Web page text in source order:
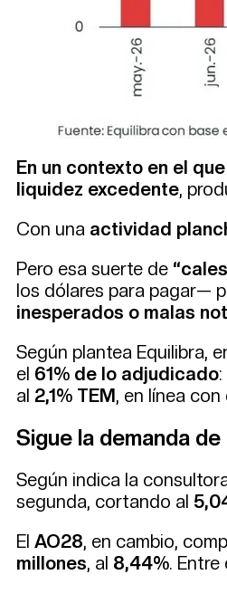
En un contexto en el
liquidez excedente,
Con una actividad
Pero esa suerte de
los dólares para pagar—
inesperados o malas
Según plantea Equilibra,
el 61% de lo adjudicado
al 2,1% TEM, en línea
Sigue la demanda
Según indica la
segunda, cortando al
El AO28, en cambio,
millones, al 8,44%. Entre